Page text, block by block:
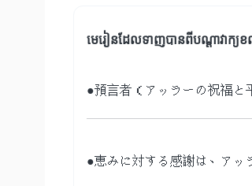
មេរៀនដែលទាញបានពីបណ្តាវាក្យ
●預言者（アッラーの祝福と
●恵みに対する感謝は、アッ